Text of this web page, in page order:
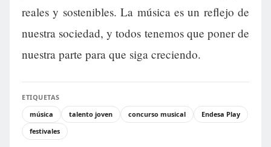
reales y sostenibles. La música es un reflejo de
nuestra sociedad, y todos tenemos que poner de
nuestra parte para que siga creciendo.
ETIQUETAS
música
talento joven concurso musical
Endesa Play
festivales